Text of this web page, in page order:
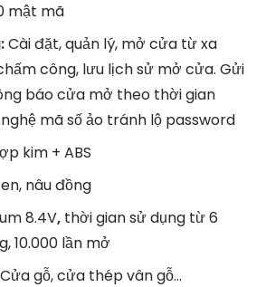
mật mã
Cài đặt, quản lý, mở cửa từ xa
công, lưu lịch sử mở cửa. Gửi
báo cửa mở theo thời gian
mã số ảo tránh lộ password
kim + ABS
nâu đồng
8.4V, thời gian sử dụng từ 6
10.000 lần mở
Cửa gỗ, cửa thép vân gỗ…